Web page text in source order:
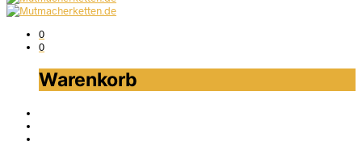
0
0
Warenkorb